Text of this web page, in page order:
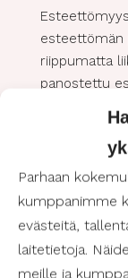
Parhaan
kumppanimme
evästeitä,
laitetietoja.
meille ja
esteettömän
riippumatta
panostettu
ravintolat
pääsyn niin
Kauppahallin
leveitä
Monissa
hissit,